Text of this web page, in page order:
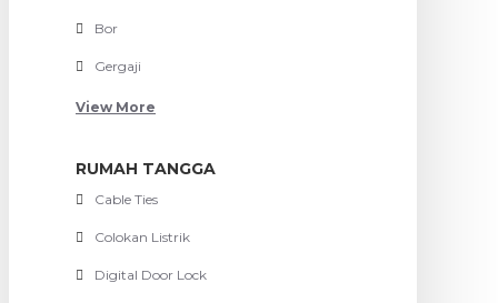
Bor
Gergaji
View More
RUMAH TANGGA
Cable Ties
Colokan Listrik
Digital Door Lock